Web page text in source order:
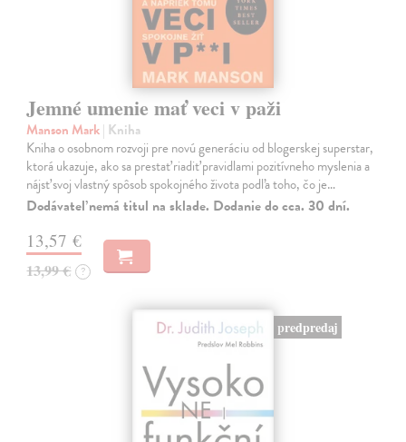
Jemné umenie mať veci v paži
Manson Mark| Kniha
Kniha o osobnom rozvoji pre novú generáciu od blogerskej superstar,
ktorá ukazuje, ako sa prestať riadiť pravidlami pozitívneho myslenia a
nájsť svoj vlastný spôsob spokojného života podľa toho, čo je…
Dodávateľ nemá titul na sklade. Dodanie do cca. 30 dní.
13,57 €
13,99 € ?
predpredaj